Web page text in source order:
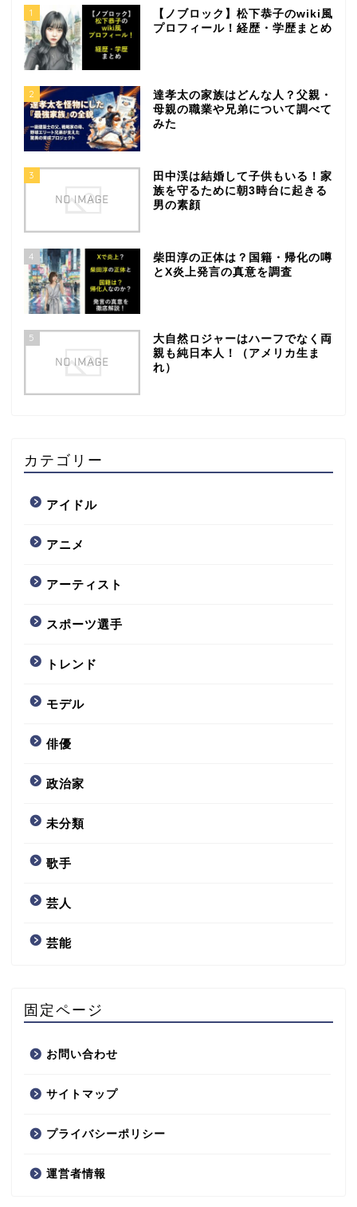
1
【ノブロック】松下恭子のwiki風
プロフィール！経歴・学歴まとめ
2
達孝太の家族はどんな人？父親・
母親の職業や兄弟について調べて
みた
3
田中渓は結婚して子供もいる！家
族を守るために朝3時台に起きる
男の素顔
4
柴田淳の正体は？国籍・帰化の噂
とX炎上発言の真意を調査
5
大自然ロジャーはハーフでなく両
親も純日本人！（アメリカ生ま
れ）
カテゴリー
アイドル
アニメ
アーティスト
スポーツ選手
トレンド
モデル
俳優
政治家
未分類
歌手
芸人
芸能
固定ページ
お問い合わせ
サイトマップ
プライバシーポリシー
運営者情報